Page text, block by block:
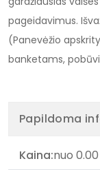
pageidavimus.
(Panevėžio
banketams,
Papildoma
Kaina:nuo